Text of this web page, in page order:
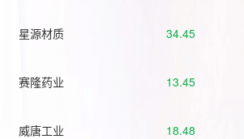
星源材质 34.45
赛隆药业 13.45
威唐工业 18.48